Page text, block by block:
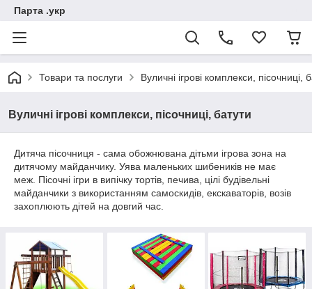
Парта .укр
Товари та послуги Вуличні ігрові комплекси, пісочниці,
Вуличні ігрові комплекси, пісочниці, батути
Дитяча пісочниця - сама обожнювана дітьми ігрова зона на
дитячому майданчику. Уява маленьких шибеників не має
меж. Пісочні ігри в випічку тортів, печива, цілі будівельні
майданчики з використанням самоскидів, екскаваторів, возів
захоплюють дітей на довгий час.